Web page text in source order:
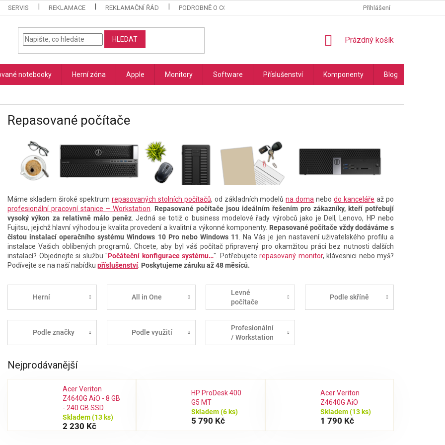
SERVIS REKLAMACE REKLAMAČNÍ ŘÁD PODROBNĚ O COOKIES PODMÍNKY OCHRANY OSOBNÍCH ÚDAJŮ
Přihlášení
HLEDAT
NÁKUPNÍ
Prázdný košík
notebooky Herní zóna Apple Monitory Software Příslušenství Komponenty Blog
Repasované počítače
Máme skladem široké spektrum repasovaných stolních počítačů, od základních modelůna doma nebodo kanceláře až po
profesionální pracovní stanice – Workstation. Repasované počítače jsou ideálním řešením pro zákazníky, kteří potřebují
vysoký výkon za relativně málo peněz. Jedná se totiž o business modelové řady výrobců jako je Dell, Lenovo, HP nebo
Fujitsu, jejichž hlavní výhodou je kvalita provedení a kvalitní a výkonné komponenty. Repasované počítače vždy dodáváme s
čistou instalací operačního systému Windows 10 Pro nebo Windows 11. Na Vás je jen nastavení uživatelského profilu a
instalace Vašich oblíbených programů. Chcete, aby byl váš počítač připravený pro okamžitou práci bez nutnosti dalších
instalací? Objednejte si službu "Počáteční konfigurace systému…". Potřebujete repasovaný monitor, klávesnici nebo myš?
Podívejte se na naší nabídku příslušenství. Poskytujeme záruku až 48 měsíců.
Herní All in One
Levné
počítače
Podle skříně
Podle značky Podle využití
Profesionální
/ Workstation
Nejprodávanější
Acer Veriton
Z4640G AiO - 8 GB
- 240 GB SSD
Skladem(13 ks)
2 230 Kč
HP ProDesk 400
G5 MT
Skladem(6 ks)
5 790 Kč
Acer Veriton
Z4640G AiO
Skladem(13 ks)
1 790 Kč